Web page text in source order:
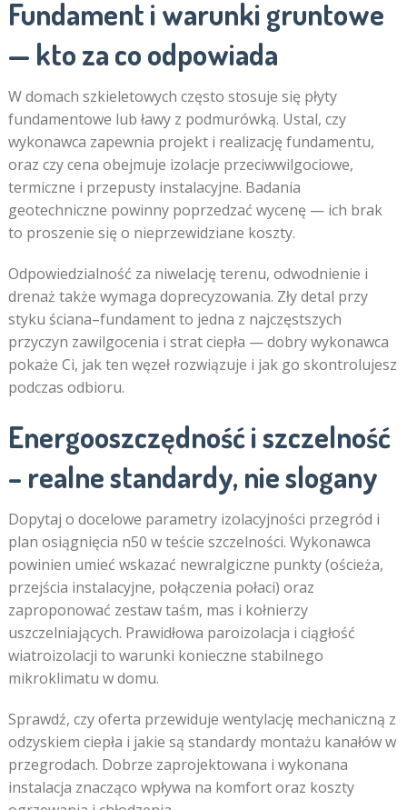
Fundament i warunki gruntowe
— kto za co odpowiada
W domach szkieletowych często stosuje się płyty
fundamentowe lub ławy z podmurówką. Ustal, czy
wykonawca zapewnia projekt i realizację fundamentu,
oraz czy cena obejmuje izolacje przeciwwilgociowe,
termiczne i przepusty instalacyjne. Badania
geotechniczne powinny poprzedzać wycenę — ich brak
to proszenie się o nieprzewidziane koszty.
Odpowiedzialność za niwelację terenu, odwodnienie i
drenaż także wymaga doprecyzowania. Zły detal przy
styku ściana–fundament to jedna z najczęstszych
przyczyn zawilgocenia i strat ciepła — dobry wykonawca
pokaże Ci, jak ten węzeł rozwiązuje i jak go skontrolujesz
podczas odbioru.
Energooszczędność i szczelność
– realne standardy, nie slogany
Dopytaj o docelowe parametry izolacyjności przegród i
plan osiągnięcia n50 w teście szczelności. Wykonawca
powinien umieć wskazać newralgiczne punkty (ościeża,
przejścia instalacyjne, połączenia połaci) oraz
zaproponować zestaw taśm, mas i kołnierzy
uszczelniających. Prawidłowa paroizolacja i ciągłość
wiatroizolacji to warunki konieczne stabilnego
mikroklimatu w domu.
Sprawdź, czy oferta przewiduje wentylację mechaniczną z
odzyskiem ciepła i jakie są standardy montażu kanałów w
przegrodach. Dobrze zaprojektowana i wykonana
instalacja znacząco wpływa na komfort oraz koszty